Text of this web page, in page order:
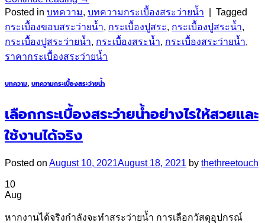
Posted in บทความ, บทความกระเบื้องสระว่ายน้ำ
Tagged
กระเบื้องขอบสระว่ายน้ำ, กระเบื้องปูสระ, กระเบื้องปูสระน้ำ,
กระเบื้องปูสระว่ายน้ำ, กระเบื้องสระน้ำ, กระเบื้องสระว่ายน้ำ,
ราคากระเบื้องสระว่ายน้ำ
บทความ, บทความกระเบื้องสระว่ายน้ำ
เลือกกระเบื้องสระว่ายน้ำอย่างไรให้สวยและ
ใช้งานได้จริง
Posted on August 10, 2021August 18, 2021 by thethreetouch
10
Aug
หากงานได้จริงกำลังจะทำสระว่ายน้ำ การเลือกวัสดุอุปกรณ์